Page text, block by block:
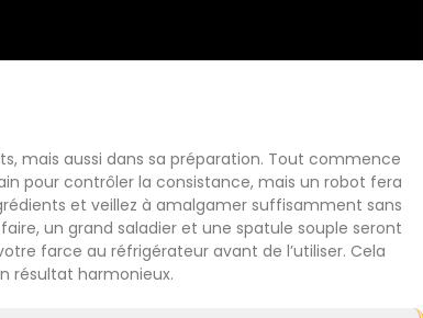
mais aussi dans sa préparation. Tout commence
pour contrôler la consistance, mais un robot fera
et veillez à amalgamer suffisamment sans
un grand saladier et une spatule souple seront
farce au réfrigérateur avant de l’utiliser. Cela
résultat harmonieux.